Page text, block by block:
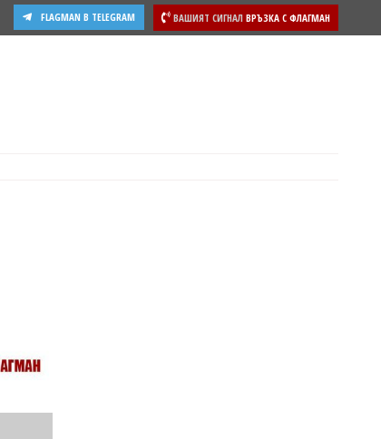
ВАШИЯТ СИГНАЛ ВРЪЗКА С ФЛАГМАН
FLAGMAN В TELEGRAM